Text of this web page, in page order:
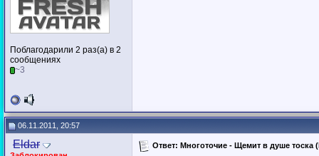
Поблагодарили 2 раз(а) в 2
сообщениях
~3
06.11.2011, 20:57
Eldar Ответ: Многоточие - Щемит в душе тоска